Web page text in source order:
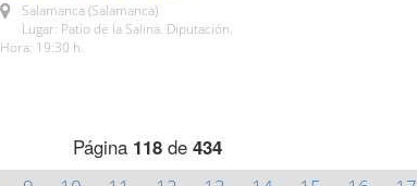
Salamanca (Salamanca)
Lugar: Patio de la Salina. Diputación.
Hora: 19:30 h.
Página 118de 434